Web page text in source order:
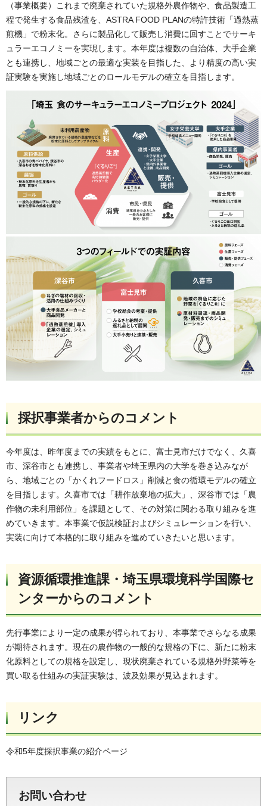
（事業概要）これまで廃棄されていた規格外農作物や、食品製造工
程で発生する食品残渣を、ASTRA FOOD PLANの特許技術「過熱蒸
煎機」で粉末化。さらに製品化して販売し消費に回すことでサーキ
ュラーエコノミーを実現します。本年度は複数の自治体、大手企業
とも連携し、地域ごとの最適な実装を目指した、より精度の高い実
証実験を実施し地域ごとのロールモデルの確立を目指します。
採択事業者からのコメント
今年度は、昨年度までの実績をもとに、富士見市だけでなく、久喜
市、深谷市とも連携し、事業者や埼玉県内の大学を巻き込みなが
ら、地域ごとの「かくれフードロス」削減と食の循環モデルの確立
を目指します。久喜市では「耕作放棄地の拡大」、深谷市では「農
作物の未利用部位」を課題として、その対策に関わる取り組みを進
めていきます。本事業で仮説検証およびシミュレーションを行い、
実装に向けて本格的に取り組みを進めていきたいと思います。
資源循環推進課・埼玉県環境科学国際セ
ンターからのコメント
先行事業により一定の成果が得られており、本事業でさらなる成果
が期待されます。現在の農作物の一般的な規格の下に、新たに粉末
化原料としての規格を設定し、現状廃棄されている規格外野菜等を
買い取る仕組みの実証実験は、波及効果が見込まれます。
リンク
令和5年度採択事業の紹介ページ
お問い合わせ